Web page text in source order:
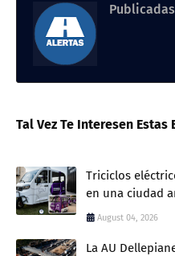
Tal Vez Te Interesen Estas
Triciclos
en una ciudad
August 04, 2026
La AU